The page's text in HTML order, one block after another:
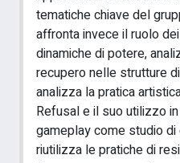
tematiche chiave del
affronta invece il ruolo
dinamiche di potere,
recupero nelle strutture
analizza la pratica
Refusal e il suo utilizzo
gameplay come studio
riutilizza le pratiche di